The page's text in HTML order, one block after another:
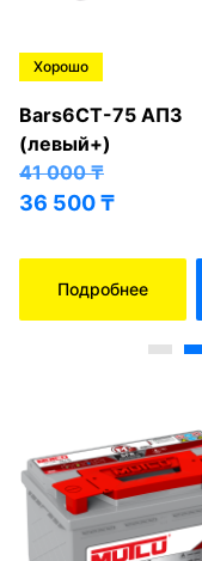
Хорошо
Bars6СТ-75 АПЗ
(левый+)
41 000₸
36 500₸
Подробнее